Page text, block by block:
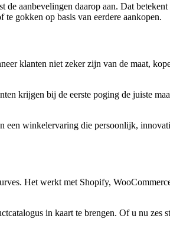
aanbevelingen daarop aan. Dat
gokken op basis van eerdere aankopen.
klanten niet zeker zijn van de maat,
krijgen bij de eerste poging de juiste
een winkelervaring die persoonlijk,
Het werkt met Shopify,
in kaart te brengen. Of u nu zes